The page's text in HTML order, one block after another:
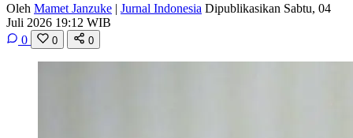
Oleh Mamet Janzuke | Jurnal Indonesia Dipublikasikan Sabtu, 04
Juli 2026 19:12 WIB
0
0 0